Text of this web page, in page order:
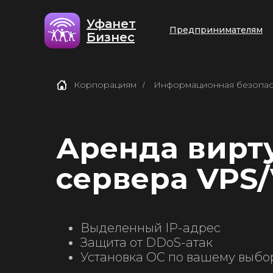
Уфанет
Бизнес
Поддержка
Личный кабинет
Предпринимателям
Корпорациям / Информационная
Выделенный IP-адрес
Защита от DDoS-атак
Установка ОС по вашему
Аренда
сервера